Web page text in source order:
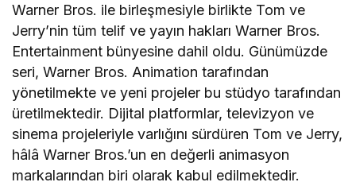
Warner Bros. ile birleşmesiyle birlikte Tom ve
Jerry’nin tüm telif ve yayın hakları Warner Bros.
Entertainment bünyesine dahil oldu. Günümüzde
seri, Warner Bros. Animation tarafından
yönetilmekte ve yeni projeler bu stüdyo tarafından
üretilmektedir. Dijital platformlar, televizyon ve
sinema projeleriyle varlığını sürdüren Tom ve Jerry,
hâlâ Warner Bros.’un en değerli animasyon
markalarından biri olarak kabul edilmektedir.